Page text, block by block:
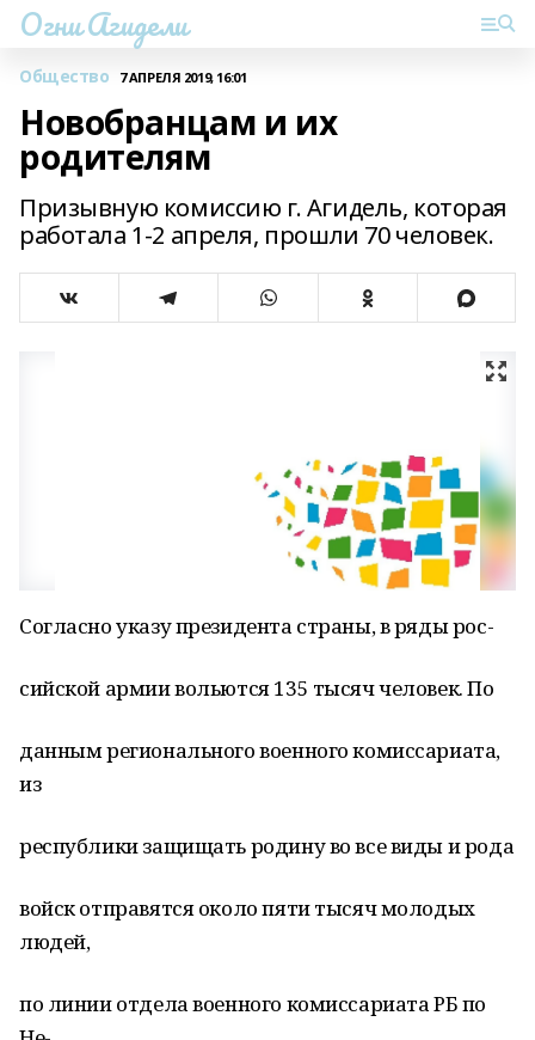
Огни Агидели
Общество 7 АПРЕЛЯ 2019, 16:01
Новобранцам и их
родителям
Призывную комиссию г. Агидель, которая
работала 1-2 апреля, прошли 70 человек.
Согласно указу президента страны, в ряды рос-
сийской армии вольются 135 тысяч человек. По
данным регионального военного комиссариата,
из
республики защищать родину во все виды и рода
войск отправятся около пяти тысяч молодых
людей,
по линии отдела военного комиссариата РБ по